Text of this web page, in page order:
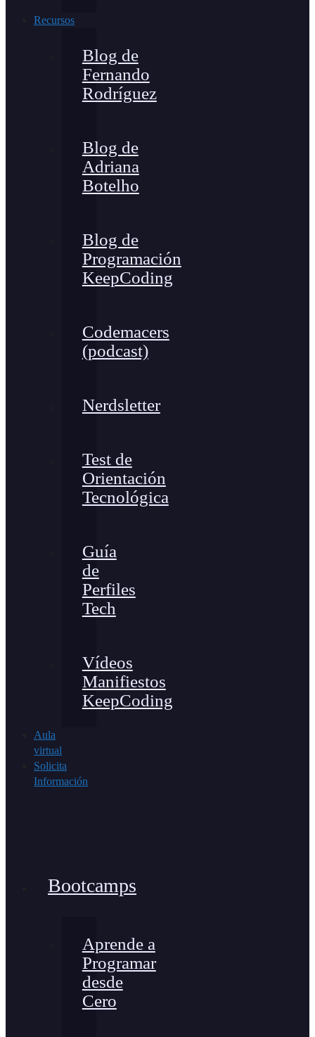
Recursos
Blog de
Fernando
Rodríguez
Blog de
Adriana
Botelho
Blog de
Programación
KeepCoding
Codemacers
(podcast)
Nerdsletter
Test de
Orientación
Tecnológica
Guía
de
Perfiles
Tech
Vídeos
Manifiestos
KeepCoding
Aula
virtual
Solicita
Información
Bootcamps
Aprende a
Programar
desde
Cero